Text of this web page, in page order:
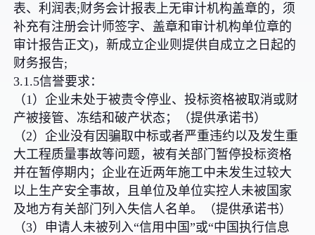
表、利润表;财务会计报表上无审计机构盖章的，须
补充有注册会计师签字、盖章和审计机构单位章的
审计报告正文)，新成立企业则提供自成立之日起的
财务报告;
3.1.5信誉要求：
（1）企业未处于被责令停业、投标资格被取消或财
产被接管、冻结和破产状态；（提供承诺书）
（2）企业没有因骗取中标或者严重违约以及发生重
大工程质量事故等问题，被有关部门暂停投标资格
并在暂停期内；企业在近两年施工中未发生过较大
以上生产安全事故，且单位及单位实控人未被国家
及地方有关部门列入失信人名单。（提供承诺书）
（3）申请人未被列入“信用中国”或“中国执行信息